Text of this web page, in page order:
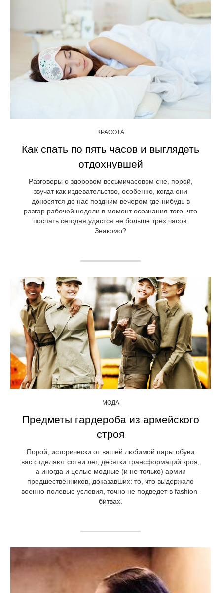
КРАСОТА
Как спать по пять часов и выглядеть
отдохнувшей
Разговоры о здоровом восьмичасовом сне, порой,
звучат как издевательство, особенно, когда они
доносятся до нас поздним вечером где-нибудь в
разгар рабочей недели в момент осознания того, что
поспать сегодня удастся не больше трех часов.
Знакомо?
МОДА
Предметы гардероба из армейского
строя
Порой, исторически от вашей любимой пары обуви
вас отделяют сотни лет, десятки трансформаций кроя,
а иногда и целые модные (и не только) армии
предшественников, доказавших: то, что выдержало
военно-полевые условия, точно не подведет в fashion-
битвах.